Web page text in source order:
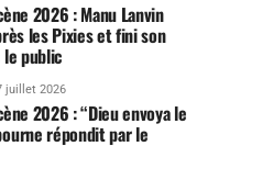
2026 : Manu Lanvin
les Pixies et fini son
public
juillet 2026
2026 : “Dieu envoya le
répondit par le